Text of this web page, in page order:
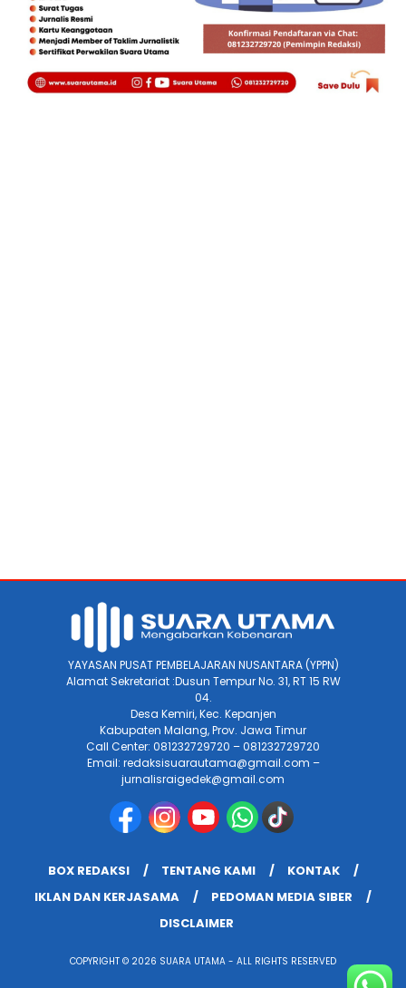
YAYASAN PUSAT PEMBELAJARAN NUSANTARA (YPPN)
Alamat Sekretariat :Dusun Tempur No. 31, RT 15 RW
04.
Desa Kemiri, Kec. Kepanjen
Kabupaten Malang, Prov. Jawa Timur
Call Center: 081232729720 – 081232729720
Email: redaksisuarautama@gmail.com –
jurnalisraigedek@gmail.com
BOX REDAKSI TENTANG KAMI
KONTAK
IKLAN DAN KERJASAMA
PEDOMAN MEDIA SIBER
DISCLAIMER
COPYRIGHT © 2026 SUARA UTAMA - ALL RIGHTS RESERVED